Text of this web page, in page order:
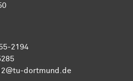
2194
dortmund.de